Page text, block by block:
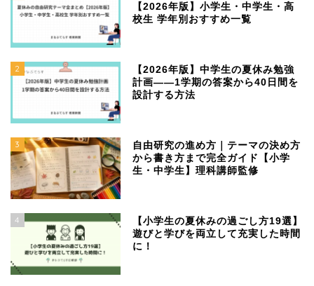
【2026年版】小学生・中学生・高
校生 学年別おすすめ一覧
2
【2026年版】中学生の夏休み勉強
計画——1学期の答案から40日間を
設計する方法
3
自由研究の進め方｜テーマの決め方
から書き方まで完全ガイド【小学
生・中学生】理科講師監修
4
【小学生の夏休みの過ごし方19選】
遊びと学びを両立して充実した時間
に！